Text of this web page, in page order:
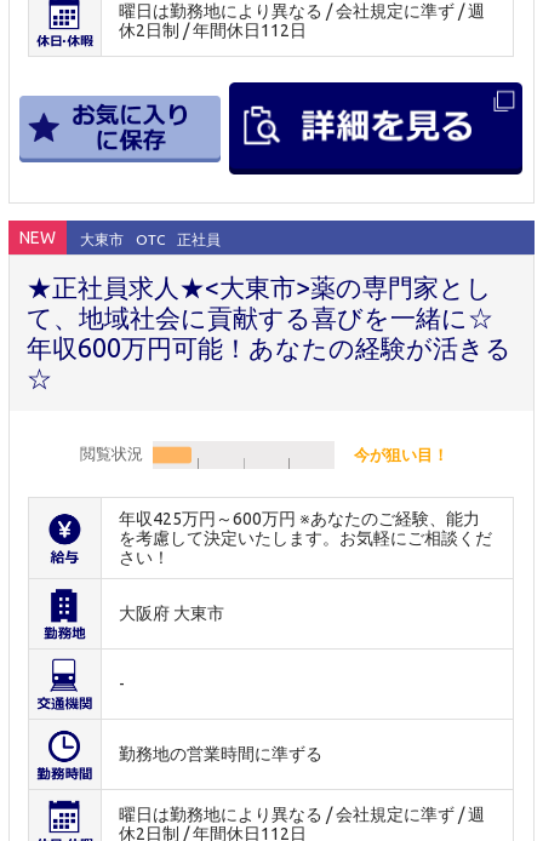
曜日は勤務地により異なる / 会社規定に準ず / 週
休2日制 / 年間休日112日
NEW 大東市 OTC 正社員
★正社員求人★<大東市>薬の専門家とし
て、地域社会に貢献する喜びを一緒に☆
年収600万円可能！あなたの経験が活きる
☆
閲覧状況 今が狙い目！
年収425万円～600万円 ※あなたのご経験、能力
を考慮して決定いたします。お気軽にご相談くだ
さい！
大阪府 大東市
-
勤務地の営業時間に準ずる
曜日は勤務地により異なる / 会社規定に準ず / 週
休2日制 / 年間休日112日